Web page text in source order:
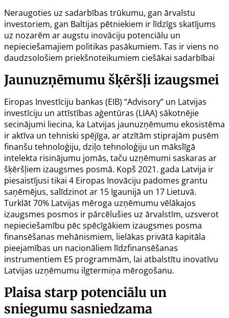
Neraugoties uz sadarbības trūkumu, gan ārvalstu
investoriem, gan Baltijas pētniekiem ir līdzīgs skatījums
uz nozarēm ar augstu inovāciju potenciālu un
nepieciešamajiem politikas pasākumiem. Tas ir viens no
daudzsološiem priekšnoteikumiem ciešākai sadarbībai
Jaunuzņēmumu šķēršļi izaugsmei
Eiropas Investīciju bankas (EIB) “Advisory” un Latvijas
investīciju un attīstības aģentūras (LIAA) sākotnējie
secinājumi liecina, ka Latvijas jaunuzņēmumu ekosistēma
ir aktīva un tehniski spējīga, ar atzītām stiprajām pusēm
finanšu tehnoloģiju, dziļo tehnoloģiju un mākslīgā
intelekta risinājumu jomās, taču uzņēmumi saskaras ar
šķēršļiem izaugsmes posmā. Kopš 2021. gada Latvija ir
piesaistījusi tikai 4 Eiropas Inovāciju padomes grantu
saņēmējus, salīdzinot ar 15 Igaunijā un 17 Lietuvā.
Turklāt 70% Latvijas mēroga uzņēmumu vēlākajos
izaugsmes posmos ir pārcēlušies uz ārvalstīm, uzsverot
nepieciešamību pēc spēcīgākiem izaugsmes posma
finansēšanas mehānismiem, lielākas privātā kapitāla
pieejamības un nacionāliem līdzfinansēšanas
instrumentiem ES programmām, lai atbalstītu inovatīvu
Latvijas uzņēmumu ilgtermiņa mērogošanu.
Plaisa starp potenciālu un
sniegumu sasniedzama